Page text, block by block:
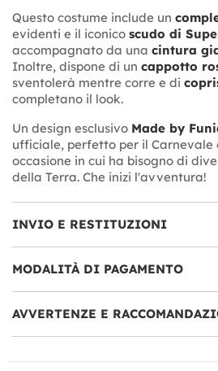
Questo costume include un
evidenti e il iconico scudo di
accompagnato da una cintura
Inoltre, dispone di un cappotto
sventolerà mentre corre e di
completano il look.
Un design esclusivo Made by
ufficiale, perfetto per il Carnevale
occasione in cui ha bisogno di
della Terra. Che inizi l'avventura!
INVIO E RESTITUZIONI
MODALITÀ DI PAGAMENTO
AVVERTENZE E